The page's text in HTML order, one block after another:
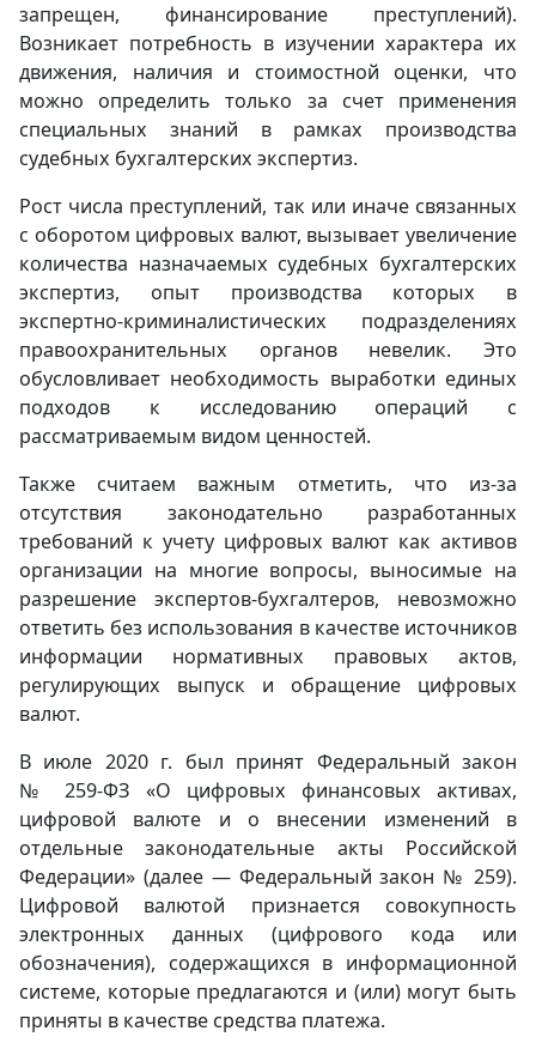
запрещен, финансирование преступлений).
Возникает потребность в изучении характера их
движения, наличия и стоимостной оценки, что
можно определить только за счет применения
специальных знаний в рамках производства
судебных бухгалтерских экспертиз.
Рост числа преступлений, так или иначе связанных
с оборотом цифровых валют, вызывает увеличение
количества назначаемых судебных бухгалтерских
экспертиз, опыт производства которых в
экспертно-криминалистических подразделениях
правоохранительных органов невелик. Это
обусловливает необходимость выработки единых
подходов к исследованию операций с
рассматриваемым видом ценностей.
Также считаем важным отметить, что из-за
отсутствия законодательно разработанных
требований к учету цифровых валют как активов
организации на многие вопросы, выносимые на
разрешение экспертов-бухгалтеров, невозможно
ответить без использования в качестве источников
информации нормативных правовых актов,
регулирующих выпуск и обращение цифровых
валют.
В июле 2020 г. был принят Федеральный закон
№ 259-ФЗ «О цифровых финансовых активах,
цифровой валюте и о внесении изменений в
отдельные законодательные акты Российской
Федерации» (далее — Федеральный закон № 259).
Цифровой валютой признается совокупность
электронных данных (цифрового кода или
обозначения), содержащихся в информационной
системе, которые предлагаются и (или) могут быть
приняты в качестве средства платежа.